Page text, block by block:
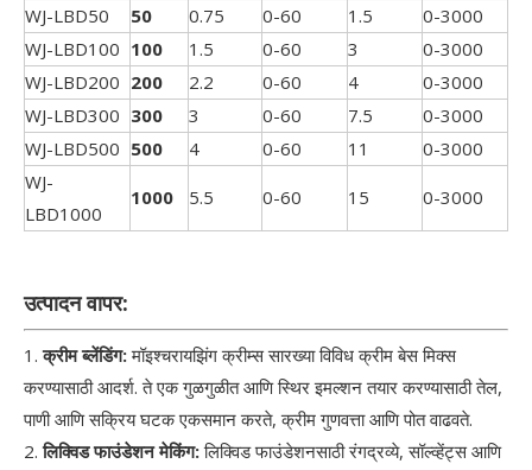
WJ-LBD50 50 0.75 0-60 1.5
0-3000
WJ-LBD100 100 1.5 0-60 3
0-3000
WJ-LBD200 200 2.2 0-60 4
0-3000
WJ-LBD300 300 3 0-60 7.5
0-3000
WJ-LBD500 500 4 0-60 11
0-3000
WJ-
LBD1000
1000 5.5 0-60 15 0-3000
उत्पादन वापर:
1. क्रीम ब्लेंडिंग:मॉइश्चरायझिंग क्रीम्स सारख्या विविध क्रीम बेस मिक्स
करण्यासाठी आदर्श. ते एक गुळगुळीत आणि स्थिर इमल्शन तयार करण्यासाठी तेल,
पाणी आणि सक्रिय घटक एकसमान करते, क्रीम गुणवत्ता आणि पोत वाढवते.
2.लिक्विड फाउंडेशन मेकिंग:लिक्विड फाउंडेशनसाठी रंगद्रव्ये, सॉल्व्हेंट्स आणि